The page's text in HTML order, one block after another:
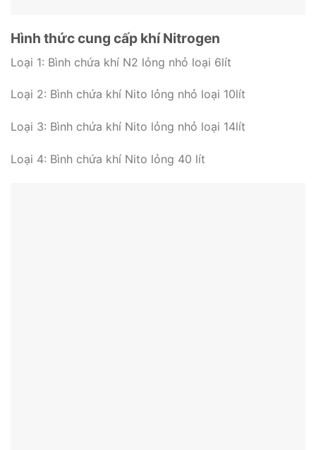
Hình thức cung cấp khí Nitrogen
Loại 1: Bình chứa khí N2 lỏng nhỏ loại 6lít
Loại 2: Bình chứa khí Nito lỏng nhỏ loại 10lít
Loại 3: Bình chứa khí Nito lỏng nhỏ loại 14lít
Loại 4: Bình chứa khí Nito lỏng 40 lít